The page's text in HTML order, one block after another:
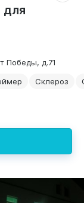
для
Победы, д.71
Склероз